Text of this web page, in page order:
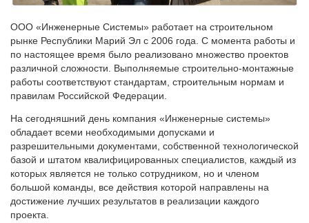
ООО «Инженерные Системы» работает на строительном
рынке Республики Марий Эл с 2006 года. С момента работы и
по настоящее время было реализовано множество проектов
различной сложности. Выполняемые строительно-монтажные
работы соответствуют стандартам, строительным нормам и
правилам Российской Федерации.
На сегодняшний день компания «Инженерные системы»
обладает всеми необходимыми допусками и
разрешительными документами, собственной технологической
базой и штатом квалифицированных специалистов, каждый из
которых является не только сотрудником, но и членом
большой команды, все действия которой направлены на
достижение лучших результатов в реализации каждого
проекта.